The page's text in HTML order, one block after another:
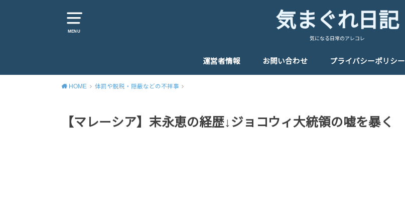
MENU 気まぐれ日記
気になる日常のアレコレ
運営者情報 お問い合わせ プライバシーポリシー
HOME 体罰や脱税・隠蔽などの不祥事
【マレーシア】末永恵の経歴↓ジョコウィ大統領の嘘を暴く